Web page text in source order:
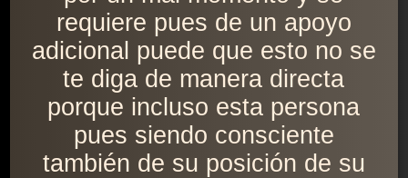
requiere pues de un apoyo
adicional puede que esto no se
te diga de manera directa
porque incluso esta persona
pues siendo consciente
también de su posición de su